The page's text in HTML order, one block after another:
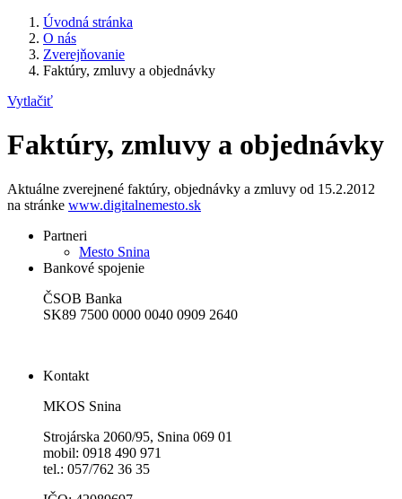
Úvodná stránka
O nás
Zverejňovanie
Faktúry, zmluvy a objednávky
Vytlačiť
Faktúry, zmluvy a objednávky
Aktuálne zverejnené faktúry, objednávky a zmluvy od 15.2.2012
na stránke www.digitalnemesto.sk
Partneri
Mesto Snina
Bankové spojenie
ČSOB Banka
SK89 7500 0000 0040 0909 2640
Kontakt
MKOS Snina
Strojárska 2060/95, Snina 069 01
mobil: 0918 490 971
tel.: 057/762 36 35